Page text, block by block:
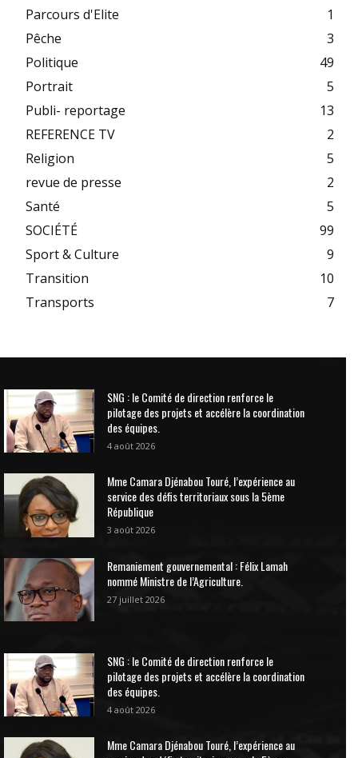
Parcours d'Elite
1
Pêche
3
Politique
49
Portrait
5
Publi- reportage
13
REFERENCE TV
2
Religion
5
revue de presse
2
Santé
5
SOCIÉTÉ
99
Sport & Culture
9
Transition
10
Transports
7
SNG : le Comité de direction renforce le
pilotage des projets et accélère la coordination
des équipes.
4 août 2026
Mme Camara Djénabou Touré, l’expérience au
service des défis territoriaux sous la 5ème
République
3 août 2026
Remaniement gouvernemental : Félix Lamah
nommé Ministre de l’Agriculture.
27 juillet 2026
SNG : le Comité de direction renforce le
pilotage des projets et accélère la coordination
des équipes.
4 août 2026
Mme Camara Djénabou Touré, l’expérience au